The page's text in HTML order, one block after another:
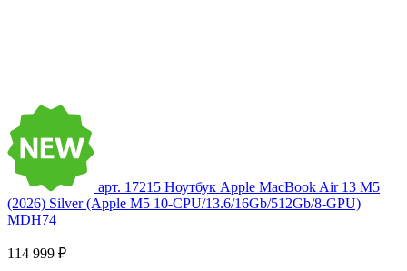
арт. 17215 Ноутбук Apple MacBook Air 13 M5
(2026) Silver (Apple M5 10-CPU/13.6/16Gb/512Gb/8-GPU)
MDH74
114 999 ₽